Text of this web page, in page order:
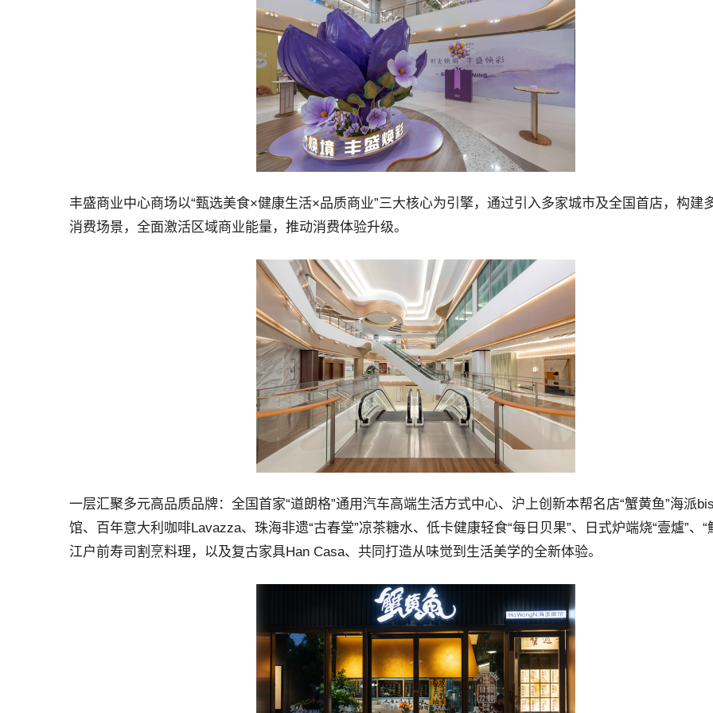
丰盛商业中心商场以“甄选美食×健康生活×品质商业”三大核心为引擎，通过引入多家城市及全国首店，构建
消费场景，全面激活区域商业能量，推动消费体验升级。
一层汇聚多元高品质品牌：全国首家“道朗格”通用汽车高端生活方式中心、沪上创新本帮名店“蟹黄鱼”海派
馆、百年意大利咖啡Lavazza、珠海非遗“古春堂”凉茶糖水、低卡健康轻食“每日贝果”、日式炉端烧“壹爐”、“
江户前寿司割烹料理，以及复古家具Han Casa、共同打造从味觉到生活美学的全新体验。